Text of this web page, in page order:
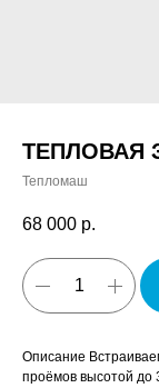
ТЕПЛОВАЯ
Тепломаш
68 000 р.
Описание
проёмов высотой до